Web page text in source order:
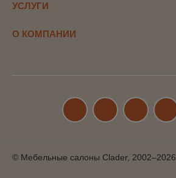
УСЛУГИ
О КОМПАНИИ
© Мебельные салоны Clader, 2002–2026